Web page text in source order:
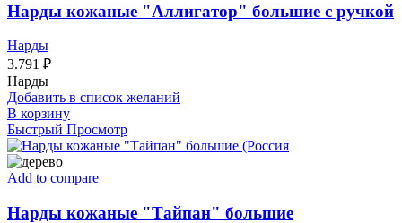
Нарды кожаные "Аллигатор" большие с ручкой
Нарды
3.791 ₽
Нарды
Добавить в список желаний
В корзину
Быстрый Просмотр
Add to compare
Нарды кожаные "Тайпан" большие